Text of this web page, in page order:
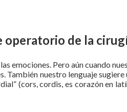
operatorio de la
emociones. Pero aún cuando
nuestro lenguaje
(cors, cordis, es corazón en